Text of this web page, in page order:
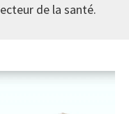
de la santé.